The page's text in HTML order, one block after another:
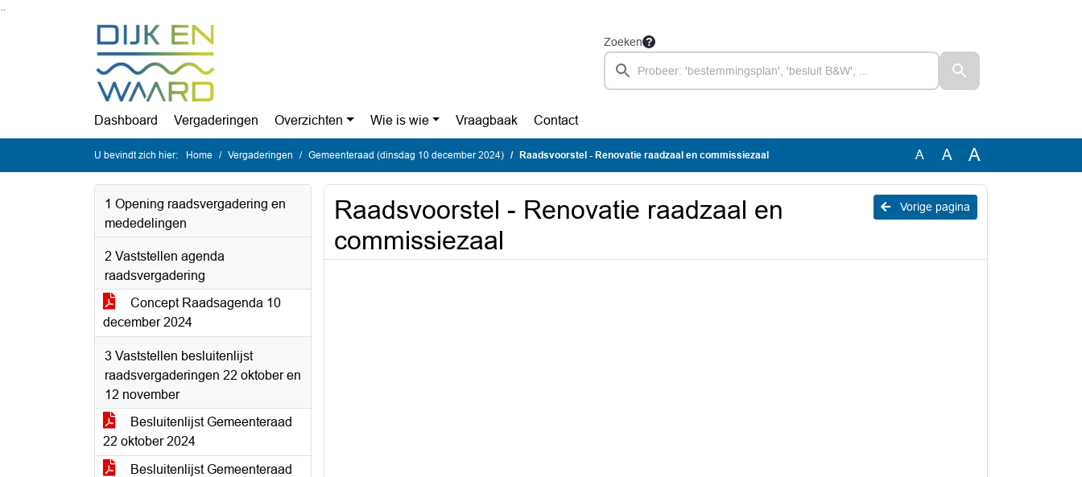
Zoeken
Dashboard Vergaderingen Overzichten Wie is wie Vraagbaak Contact
U bevindt zich hier: Home Vergaderingen Gemeenteraad (dinsdag 10 december 2024) Raadsvoorstel - Renovatie raadzaal en commissiezaal A A A
1 Opening raadsvergadering en
mededelingen
2 Vaststellen agenda
raadsvergadering
Concept Raadsagenda 10
december 2024
3 Vaststellen besluitenlijst
raadsvergaderingen 22 oktober en
12 november
Besluitenlijst Gemeenteraad
22 oktober 2024
Besluitenlijst Gemeenteraad
Vorige pagina
Raadsvoorstel - Renovatie raadzaal en
commissiezaal